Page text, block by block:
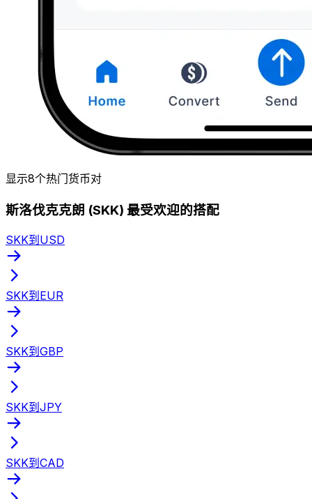
显示8个热门货币对
斯洛伐克克朗 (SKK) 最受欢迎的搭配
SKK到USD
SKK到EUR
SKK到GBP
SKK到JPY
SKK到CAD